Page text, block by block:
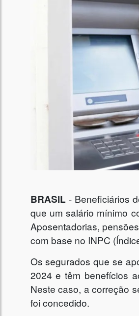
BRASIL - Beneficiários
que um salário mínimo
Aposentadorias,
com base no INPC
Os segurados que se
2024 e têm benefícios
Neste caso, a correção
foi concedido.